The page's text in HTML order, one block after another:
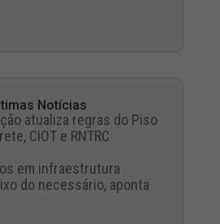
Notícias
atualiza regras do Piso
CIOT e RNTRC
em infraestrutura
do necessário, aponta